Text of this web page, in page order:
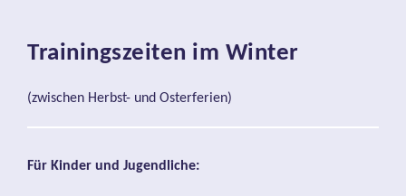
Trainingszeiten im Winter
(zwischen Herbst- und Osterferien)
Für Kinder und Jugendliche: